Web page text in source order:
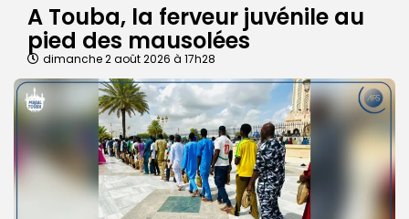
A Touba, la ferveur juvénile au
pied des mausolées
dimanche 2 août 2026 à 17h28